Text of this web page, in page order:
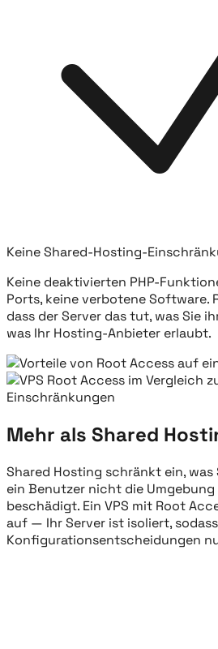
Keine Shared-Hosting-
Keine deaktivierten PHP-
Ports, keine verbotene Software.
dass der Server das tut, was Sie
was Ihr Hosting-Anbieter erlaubt.
Mehr als Shared
Shared Hosting schränkt ein,
ein Benutzer nicht die
beschädigt. Ein VPS mit Root
auf — Ihr Server ist isoliert,
Konfigurationsentscheidungen